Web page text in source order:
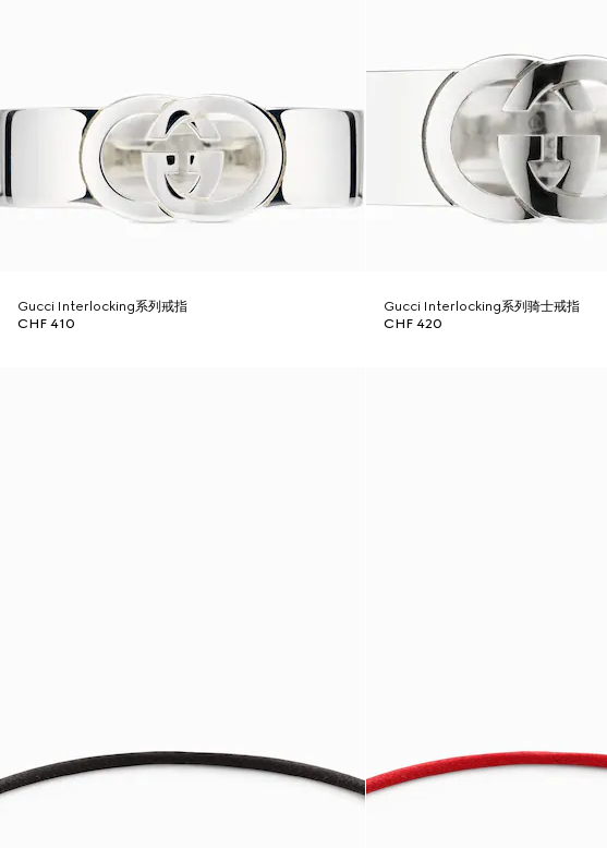
Gucci Interlocking系列戒指
CHF 410
Gucci Interlocking系列骑士戒指
CHF 420